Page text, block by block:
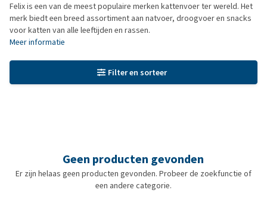
Felix is een van de meest populaire merken kattenvoer ter wereld. Het
merk biedt een breed assortiment aan natvoer, droogvoer en snacks
voor katten van alle leeftijden en rassen.
Meer informatie
Filter en sorteer
Geen producten gevonden
Er zijn helaas geen producten gevonden. Probeer de zoekfunctie of
een andere categorie.